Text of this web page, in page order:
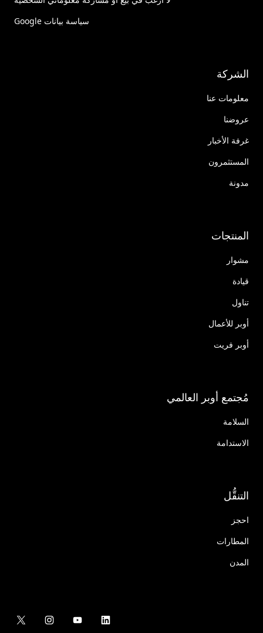
سياسة بيانات Google
الشركة
معلومات عنا
عروضنا
غرفة الأخبار
المستثمرون
مدونة
المنتجات
مشوار
قيادة
تناول
أوبر للأعمال
أوبر فريت
مُجتمع أوبر العالمي
السلامة
الاستدامة
التنقُّل
احجز
المطارات
المدن